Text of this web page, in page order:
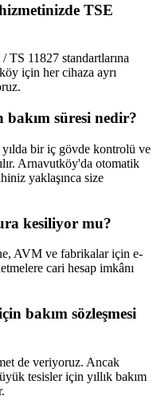
TSE
TS 11827 standartlarına
için her cihaza ayrı
bakım süresi nedir?
bir iç gövde kontrolü ve
Arnavutköy'da otomatik
yaklaşınca size
kesiliyor mu?
AVM ve fabrikalar için e-
cari hesap imkânı
bakım sözleşmesi
de veriyoruz. Ancak
tesisler için yıllık bakım